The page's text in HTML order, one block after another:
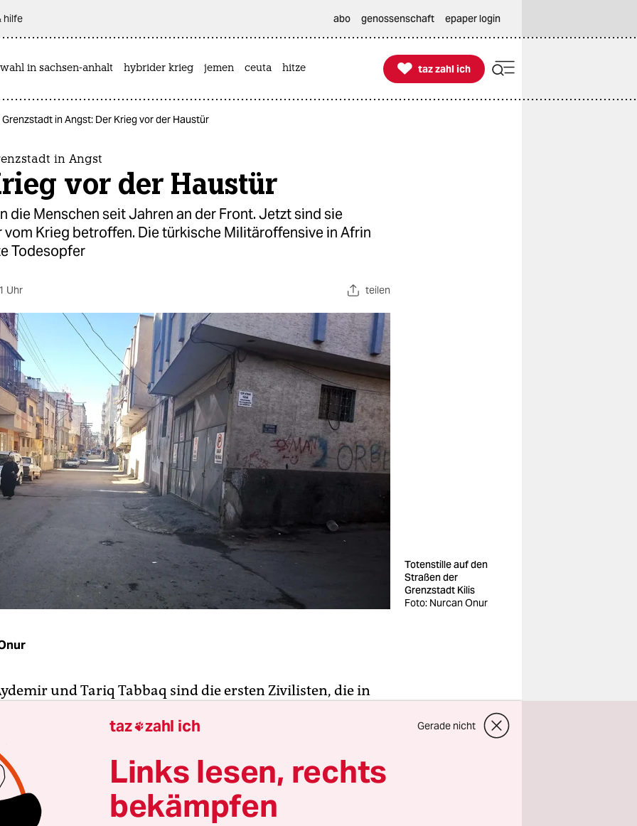
hilfe abo genossenschaft epaper login
in sachsen-anhalt hybrider krieg jemen ceuta hitze 
taz zahl ich
taz zahl ich
in Angst: Der Krieg vor der Haustür
in Angst
vor der Haustür
die Menschen seit Jahren an der Front. Jetzt sind sie
Krieg betroffen. Die türkische Militäroffensive in Afrin
Todesopfer
Uhr teilen
Totenstille auf den
Straßen der
Grenzstadt Kilis
Foto: Nurcan Onur
und Tariq Tabbaq sind die ersten Zivilisten, die in
sind. Sie wurden vergangenen Mittwoch durch einen
in die Kuppel der Çalık-Moschee getötet, während
besuchten. Noch während der Rauch aus der
Moscheekuppel aufstieg, schlug hundert Meter weiter
in das Haus einer syrischen Familie ein.
taz zahl ich Gerade nicht
Links lesen, rechts
bekämpfen